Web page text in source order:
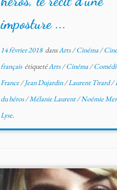
imposture ...
14 février 2018dansArts/Cinéma/
français étiquetéArts/Cinéma/
France/Jean Dujardin/Laurent Tirard/
du héros/Mélanie Laurent/Noémie
Lyse.